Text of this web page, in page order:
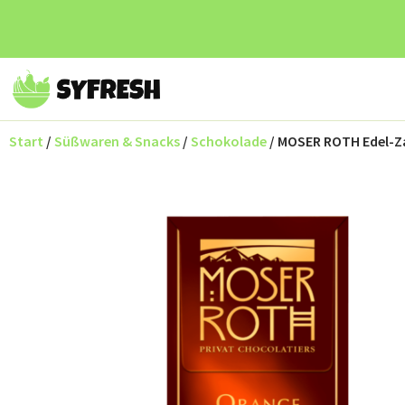
Start / Süßwaren & Snacks / Schokolade / MOSER ROTH